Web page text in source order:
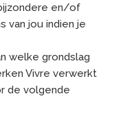
en/of
van jou indien je
welke grondslag
Vivre verwerkt
de volgende